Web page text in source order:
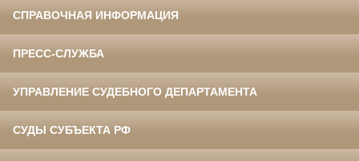
СПРАВОЧНАЯ ИНФОРМАЦИЯ
ПРЕСС-СЛУЖБА
УПРАВЛЕНИЕ СУДЕБНОГО ДЕПАРТАМЕНТА
СУДЫ СУБЪЕКТА РФ